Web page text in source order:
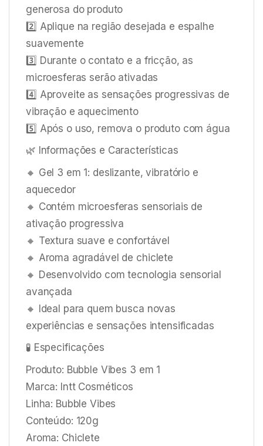
generosa do produto
2️⃣ Aplique na região desejada e espalhe
suavemente
3️⃣ Durante o contato e a fricção, as
microesferas serão ativadas
4️⃣ Aproveite as sensações progressivas de
vibração e aquecimento
5️⃣ Após o uso, remova o produto com água
🌿 Informações e Características
🔸 Gel 3 em 1: deslizante, vibratório e
aquecedor
🔸 Contém microesferas sensoriais de
ativação progressiva
🔸 Textura suave e confortável
🔸 Aroma agradável de chiclete
🔸 Desenvolvido com tecnologia sensorial
avançada
🔸 Ideal para quem busca novas
experiências e sensações intensificadas
🧪 Especificações
Produto: Bubble Vibes 3 em 1
Marca: Intt Cosméticos
Linha: Bubble Vibes
Conteúdo: 120g
Aroma: Chiclete